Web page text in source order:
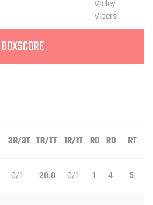
BOXSCORE
3R/3T TR/TT 1R/1T RO RD RT PD
0/1 20.0 0/1 1 4 5